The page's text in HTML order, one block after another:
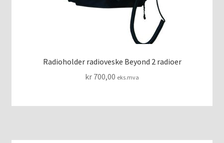
Radioholder radioveske Beyond 2 radioer
kr 700,00 eks.mva